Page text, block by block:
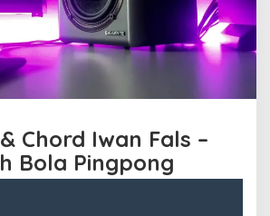
l
a
P
i
n
g
o
n
g
Chord Iwan Fals –
Bola Pingpong